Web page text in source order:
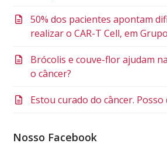
50% dos pacientes apontam
realizar o CAR-T Cell, em
Brócolis e couve-flor ajudam
o câncer?
Estou curado do câncer.
Nosso Facebook